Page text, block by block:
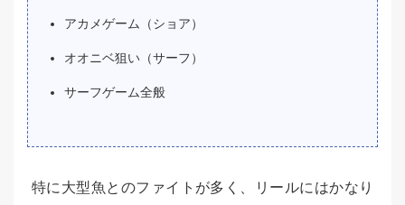
アカメゲーム（ショア）
オオニベ狙い（サーフ）
サーフゲーム全般
特に大型魚とのファイトが多く、リールにはかなり